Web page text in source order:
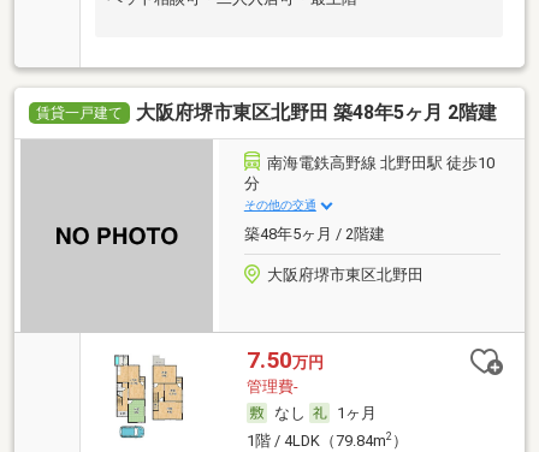
賃貸一戸建て 大阪府堺市東区北野田 築48年5ヶ月 2階建
南海電鉄高野線 北野田駅 徒歩10
分
その他の交通
築48年5ヶ月 / 2階建
大阪府堺市東区北野田
7.50万円
管理費-
なし
1ヶ月
1階 / 4LDK（79.84m2）